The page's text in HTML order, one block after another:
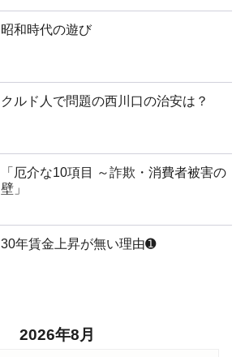
昭和時代の遊び
クルド人で問題の西川口の治安は？
「厄介な10項目 ～詐欺・消費者被害の
壁」
30年賃金上昇が無い理由➊
2026年8月